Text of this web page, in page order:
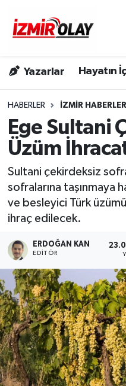
Yazarlar Hayatın
HABERLER İZMIR HABERLERI
Ege Sultani
Üzüm
Sultani çekirdeksiz
sofralarına taşınmaya
ve besleyici Türk
ihraç edilecek.
ERDOĞAN KAN
EDITÖR
Konak Trafik
Süper Lig Puan
Tüm Manşetler
Son Dakika
Haber Arşivi